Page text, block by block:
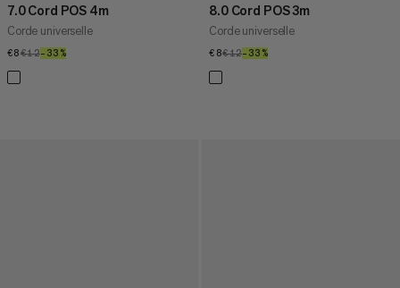
7.0 Cord POS 4m
Corde universelle
€8€8
€12€12
–33%33%
8.0 Cord POS 3m
Corde universelle
€8€8
€12€12
–33%